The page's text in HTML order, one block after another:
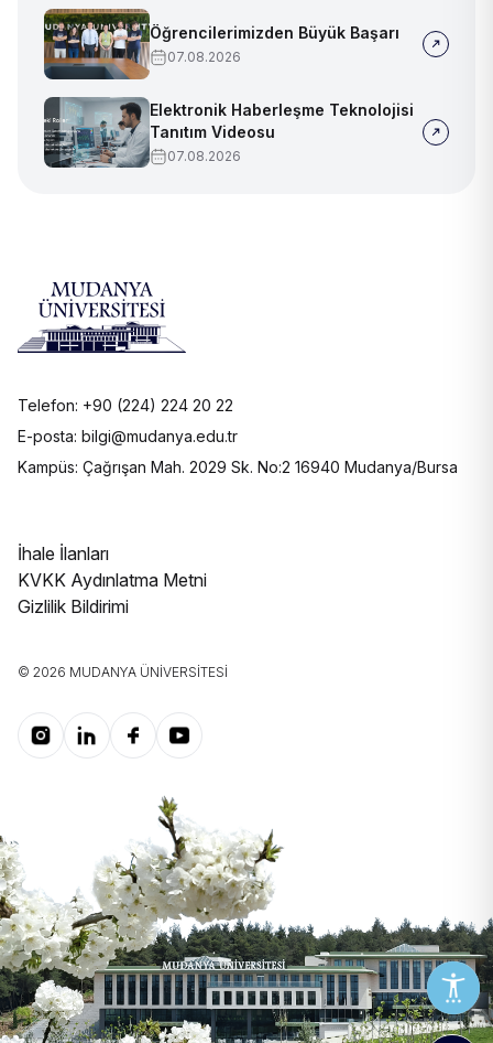
Öğrencilerimizden Büyük Başarı
07.08.2026
Elektronik Haberleşme Teknolojisi
Tanıtım Videosu
07.08.2026
Telefon: +90 (224) 224 20 22
E-posta: bilgi@mudanya.edu.tr
Kampüs: Çağrışan Mah. 2029 Sk. No:2 16940 Mudanya/Bursa
İhale İlanları
KVKK Aydınlatma Metni
Gizlilik Bildirimi
© 2026 MUDANYA ÜNIVERSITESI